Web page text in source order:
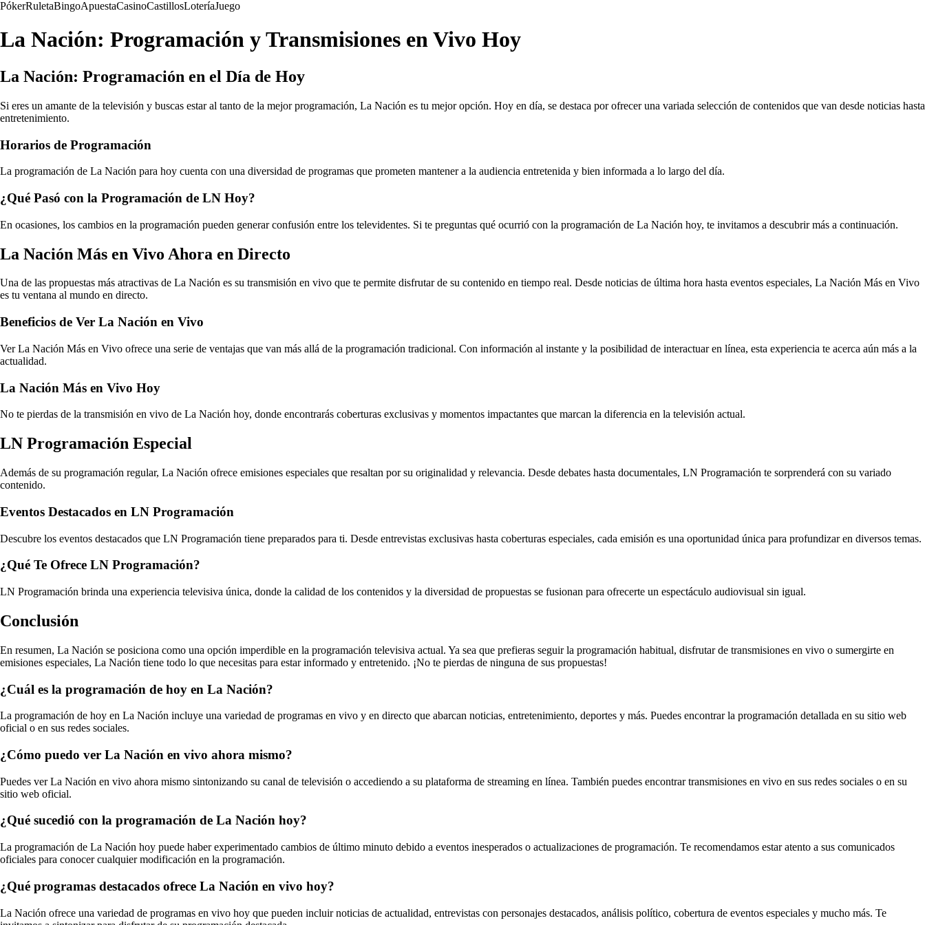
PókerRuletaBingoApuestaCasinoCastillosLoteríaJuego
La Nación: Programación y Transmisiones en Vivo Hoy
La Nación: Programación en el Día de Hoy
Si eres un amante de la televisión y buscas estar al tanto de la mejor programación, La Nación es tu mejor opción. Hoy en día, se destaca por ofrecer una variada selección de contenidos que van desde noticias hasta
entretenimiento.
Horarios de Programación
La programación de La Nación para hoy cuenta con una diversidad de programas que prometen mantener a la audiencia entretenida y bien informada a lo largo del día.
¿Qué Pasó con la Programación de LN Hoy?
En ocasiones, los cambios en la programación pueden generar confusión entre los televidentes. Si te preguntas qué ocurrió con la programación de La Nación hoy, te invitamos a descubrir más a continuación.
La Nación Más en Vivo Ahora en Directo
Una de las propuestas más atractivas de La Nación es su transmisión en vivo que te permite disfrutar de su contenido en tiempo real. Desde noticias de última hora hasta eventos especiales, La Nación Más en Vivo
es tu ventana al mundo en directo.
Beneficios de Ver La Nación en Vivo
Ver La Nación Más en Vivo ofrece una serie de ventajas que van más allá de la programación tradicional. Con información al instante y la posibilidad de interactuar en línea, esta experiencia te acerca aún más a la
actualidad.
La Nación Más en Vivo Hoy
No te pierdas de la transmisión en vivo de La Nación hoy, donde encontrarás coberturas exclusivas y momentos impactantes que marcan la diferencia en la televisión actual.
LN Programación Especial
Además de su programación regular, La Nación ofrece emisiones especiales que resaltan por su originalidad y relevancia. Desde debates hasta documentales, LN Programación te sorprenderá con su variado
contenido.
Eventos Destacados en LN Programación
Descubre los eventos destacados que LN Programación tiene preparados para ti. Desde entrevistas exclusivas hasta coberturas especiales, cada emisión es una oportunidad única para profundizar en diversos temas.
¿Qué Te Ofrece LN Programación?
LN Programación brinda una experiencia televisiva única, donde la calidad de los contenidos y la diversidad de propuestas se fusionan para ofrecerte un espectáculo audiovisual sin igual.
Conclusión
En resumen, La Nación se posiciona como una opción imperdible en la programación televisiva actual. Ya sea que prefieras seguir la programación habitual, disfrutar de transmisiones en vivo o sumergirte en
emisiones especiales, La Nación tiene todo lo que necesitas para estar informado y entretenido. ¡No te pierdas de ninguna de sus propuestas!
¿Cuál es la programación de hoy en La Nación?
La programación de hoy en La Nación incluye una variedad de programas en vivo y en directo que abarcan noticias, entretenimiento, deportes y más. Puedes encontrar la programación detallada en su sitio web
oficial o en sus redes sociales.
¿Cómo puedo ver La Nación en vivo ahora mismo?
Puedes ver La Nación en vivo ahora mismo sintonizando su canal de televisión o accediendo a su plataforma de streaming en línea. También puedes encontrar transmisiones en vivo en sus redes sociales o en su
sitio web oficial.
¿Qué sucedió con la programación de La Nación hoy?
La programación de La Nación hoy puede haber experimentado cambios de último minuto debido a eventos inesperados o actualizaciones de programación. Te recomendamos estar atento a sus comunicados
oficiales para conocer cualquier modificación en la programación.
¿Qué programas destacados ofrece La Nación en vivo hoy?
La Nación ofrece una variedad de programas en vivo hoy que pueden incluir noticias de actualidad, entrevistas con personajes destacados, análisis político, cobertura de eventos especiales y mucho más. Te